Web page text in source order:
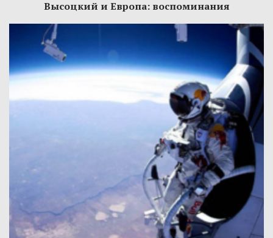
Высоцкий и Европа: воспоминания